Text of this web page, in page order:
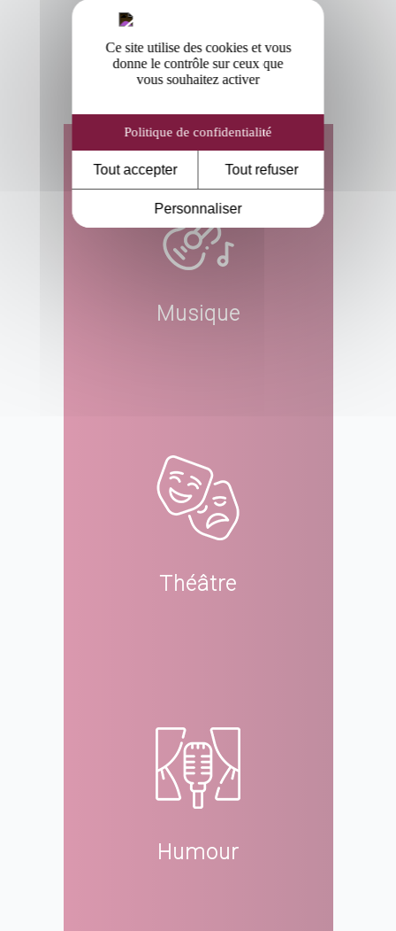
Nos spectacles par
catégorie
Musique
Théâtre
Humour
Ce site utilise des cookies et vous
donne le contrôle sur ceux que
vous souhaitez activer
Politique de confidentialité
Tout accepter Tout refuser
Personnaliser